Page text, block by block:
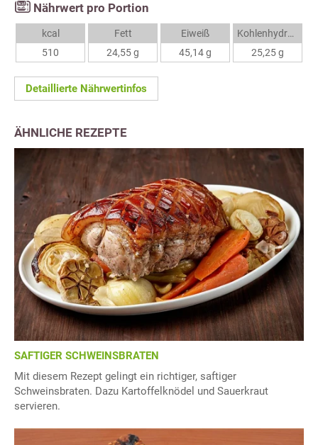
Nährwert pro Portion
kcal
510
Fett
24,55 g
Eiweiß
45,14 g
Kohlenhydrate
25,25 g
Detaillierte Nährwertinfos
ÄHNLICHE REZEPTE
SAFTIGER SCHWEINSBRATEN
Mit diesem Rezept gelingt ein richtiger, saftiger
Schweinsbraten. Dazu Kartoffelknödel und Sauerkraut
servieren.